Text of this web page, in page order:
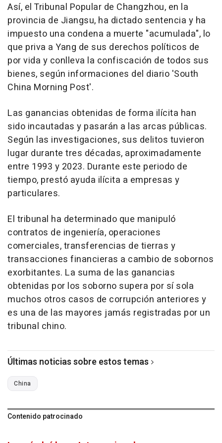
Así, el Tribunal Popular de Changzhou, en la
provincia de Jiangsu, ha dictado sentencia y ha
impuesto una condena a muerte "acumulada", lo
que priva a Yang de sus derechos políticos de
por vida y conlleva la confiscación de todos sus
bienes, según informaciones del diario 'South
China Morning Post'.
Las ganancias obtenidas de forma ilícita han
sido incautadas y pasarán a las arcas públicas.
Según las investigaciones, sus delitos tuvieron
lugar durante tres décadas, aproximadamente
entre 1993 y 2023. Durante este periodo de
tiempo, prestó ayuda ilícita a empresas y
particulares.
El tribunal ha determinado que manipuló
contratos de ingeniería, operaciones
comerciales, transferencias de tierras y
transacciones financieras a cambio de sobornos
exorbitantes. La suma de las ganancias
obtenidas por los soborno supera por sí sola
muchos otros casos de corrupción anteriores y
es una de las mayores jamás registradas por un
tribunal chino.
Últimas noticias sobre estos temas
China
Contenido patrocinado